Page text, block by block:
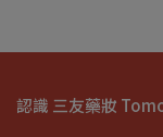
認識 三友藥妝